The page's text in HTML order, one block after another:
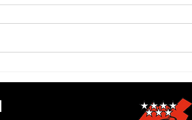
con variedad y exigencia